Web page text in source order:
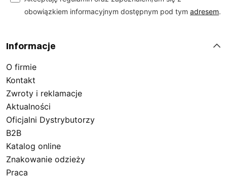
obowiązkiem informacyjnym dostępnym pod tym adresem.
Informacje
O firmie
Kontakt
Zwroty i reklamacje
Aktualności
Oficjalni Dystrybutorzy
B2B
Katalog online
Znakowanie odzieży
Praca